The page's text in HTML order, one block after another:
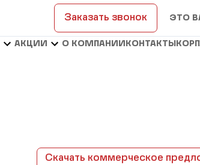
Заказать звонок ЭТО
АКЦИИ О КОМПАНИИ КОНТАКТЫ
Скачать коммерческое